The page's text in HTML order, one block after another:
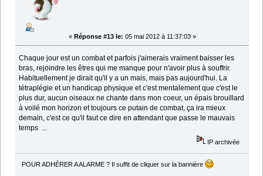
« Réponse #13 le: 05 mai 2012 à 11:37:03 »
Chaque jour est un combat et parfois j'aimerais vraiment baisser les
bras, rejoindre les êtres qui me manque pour n'avoir plus à souffrir.
Habituellement je dirait qu'il y a un mais, mais pas aujourd'hui. La
tétraplégie et un handicap physique et c'est mentalement que c'est le
plus dur, aucun oiseaux ne chante dans mon coeur, un épais brouillard
à voilé mon horizon et toujours ce putain de combat, ça ira mieux
demain, c'est ce qu'il faut ce dire en attendant que passe le mauvais
temps ...
IP archivée
POUR ADHÉRER A ALARME ? Il suffit de cliquer sur la bannière